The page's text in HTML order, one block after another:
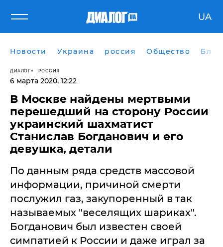
UA
Новости Украина россия Общество
ДИАЛОГ РОССИЯ
6 марта 2020, 12:22
В Москве найдены мертвыми
перешедший на сторону России
украинский шахматист
Станислав Богданович и его
девушка, детали
По данным ряда средств массовой
информации, причиной смерти
послужил газ, закупоренный в так
называемых "веселящих шариках".
Богданович был известен своей
симпатией к России и даже играл за